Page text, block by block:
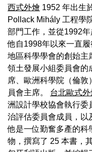
西式外燴 1952 年出生
Pollack Mihály 工程學
部門工作，並從1992
他自1998年以來一直
地區科學學會的創始主
領土發展小組委員會的
席、歐洲科學院（倫敦
員會主席。 台北歐式外
洲設計學校協會執行委
治評估委員會成員，以
他是一位勤奮多產的科
物，撰寫了 25 本書，